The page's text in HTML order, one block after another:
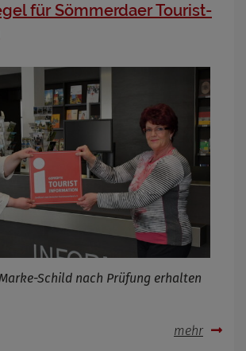
für Sömmerdaer Tourist-
Schild nach Prüfung erhalten
mehr